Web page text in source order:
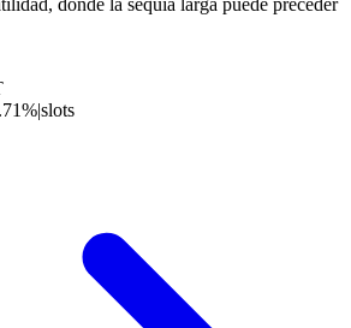
donde la sequía larga puede preceder
%|slots